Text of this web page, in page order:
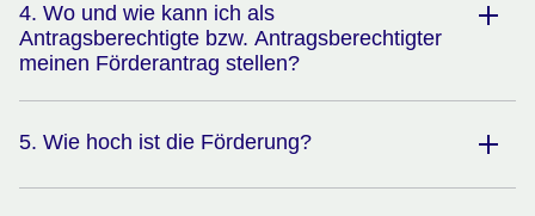
4. Wo und wie kann ich als
Antragsberechtigte bzw. Antragsberechtigter
meinen Förderantrag stellen?
5. Wie hoch ist die Förderung?